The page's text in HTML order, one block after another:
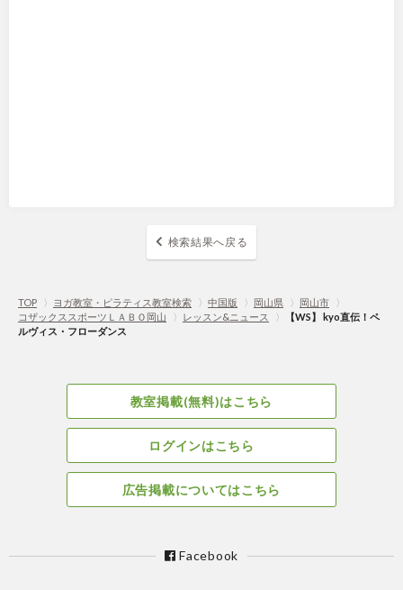
検索結果へ戻る
TOP 〉 ヨガ教室・ピラティス教室検索 〉 中国版 〉 岡山県 〉 岡山市
〉
コザックススポーツＬＡＢＯ岡山
〉 レッスン&ニュース 〉
【WS】 kyo直伝！ペ
ルヴィス・フローダンス
教室掲載(無料)はこちら
ログインはこちら
広告掲載についてはこちら
Facebook